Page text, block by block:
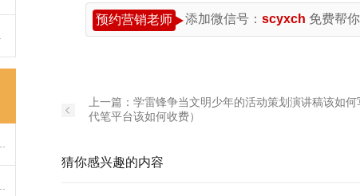
预约营销老师 添加微信号： scyxch 免费帮
上一篇： 学雷锋争当文明少年的活动策划演讲稿该如何
代笔平台该如何收费）
猜你感兴趣的内容